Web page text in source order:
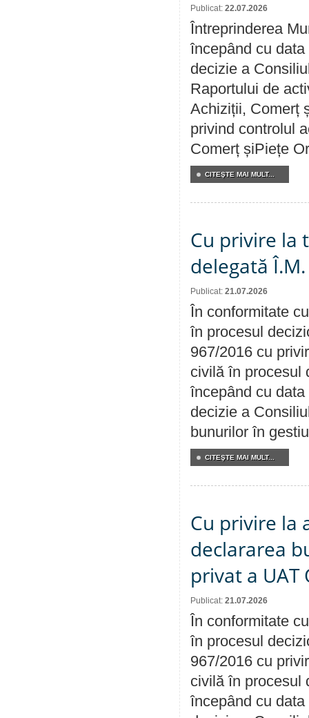
Publicat: 22.07.2026
Întreprinderea
începând cu
decizie a
Raportului de
Achiziții, Comerț
privind controlul
Comerț șiPiețe
CITEŞTE MAI MULT...
Cu privire la
delegată
Publicat: 21.07.2026
În conformitate
în procesul
967/2016 cu
civilă în procesul
începând cu
decizie a
bunurilor în
CITEŞTE MAI MULT...
Cu privire la
declararea
privat a UAT
Publicat: 21.07.2026
În conformitate
în procesul
967/2016 cu
civilă în procesul
începând cu